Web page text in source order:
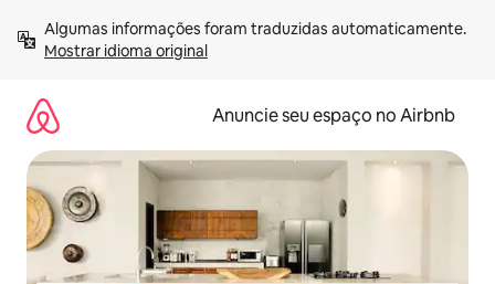
para
Mostrar idioma original
Anuncie seu espaço no Airbnb